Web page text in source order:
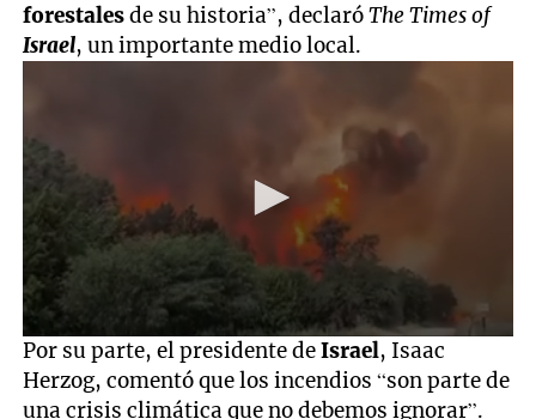
forestalesde su historia”, declaróThe Times of
Israel, un importante medio local.
0
seconds
of
11
Por su parte, el presidente deIsrael, Isaac
Herzog, comentó que los incendios “son parte de
una crisis climática que no debemos ignorar”.